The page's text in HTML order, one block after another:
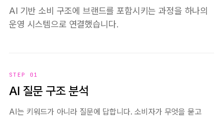
AI 기반 소비 구조에 브랜드를 포함시키는 과정을 하나의
운영 시스템으로 연결했습니다.
STEP 01
AI 질문 구조 분석
AI는 키워드가 아니라 질문에 답합니다. 소비자가 무엇을 묻고